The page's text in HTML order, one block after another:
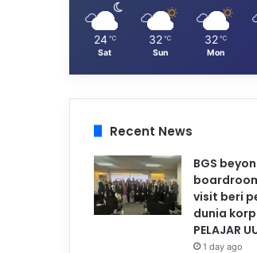
24 ℃
Sat
32 ℃
Sun
32 ℃
Mon
Recent News
BGS
visit beri
dunia
PELAJAR
1 day ago